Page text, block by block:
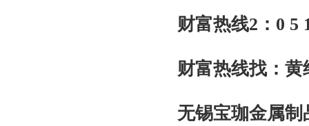
财富热线2：0 5
财富热线找：黄
无锡宝珈金属